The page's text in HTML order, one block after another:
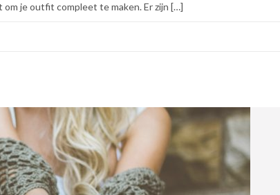
je outfit compleet te maken. Er zijn […]